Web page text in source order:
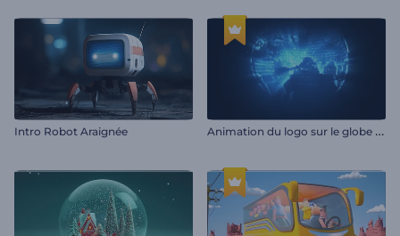
Intro Robot Araignée A
nimation du logo sur le globe numérique